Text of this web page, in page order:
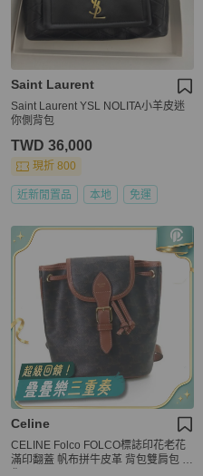
Saint Laurent
Saint Laurent YSL NOLITA小羊皮迷
你側背包
TWD 36,000
現折 800
近新閒置品 本地 免運
Celine
CELINE Folco FOLCO標誌印花老花
滿印翻蓋 帆布拼牛皮革 背包雙肩包 迷